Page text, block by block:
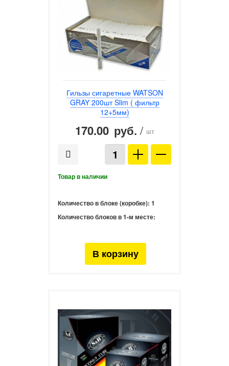
Гильзы сигаретные WATSON
GRAY 200шт Slim ( фильтр
12+5мм)
170.00 руб. / шт
Количество в блоке (коробке): 1
Количество блоков в 1-м месте: